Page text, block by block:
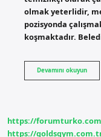
olmak yeterlidir,
pozisyonda
koşmaktadır.
Devamını okuyunNasıl
https://forumturko.com
https://